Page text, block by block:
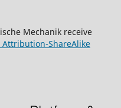
Mechanik receive
Attribution-ShareAlike